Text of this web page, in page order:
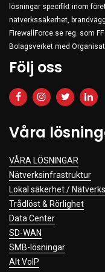
Printers &
Clothing
Beauty &
Software
Service & Support
lösningar specifikt inom
nätverkssäkerhet,
FirewallForce.se reg. som
Bolagsverket med
Följ oss
Våra
VÅRA LÖSNINGAR
Nätverksinfrastruktur
Lokal säkerhet /
Trådlöst & Rörlighet
Data Center
SD-WAN
SMB-lösningar
Alt VoIP